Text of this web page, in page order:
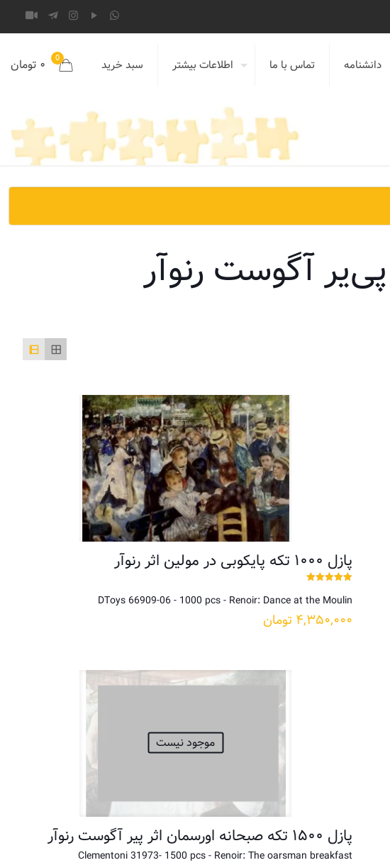
دانشنامه تماس با ما اطلاعات بیشتر سبد خرید 0 ۰ تومان
پازل ۱۰۰۰ تکه پایکوبی در مولین اثر رنوآر
5.00
DToys 66909-06 - 1000 pcs - Renoir: Dance at the Moulin
۴,۳۵۰,۰۰۰ تومان
موجود نیست
پازل ۱۵۰۰ تکه صبحانه اورسمان اثر پیر آگوست رنوآر
Clementoni 31973- 1500 pcs - Renoir: The oarsman breakfast